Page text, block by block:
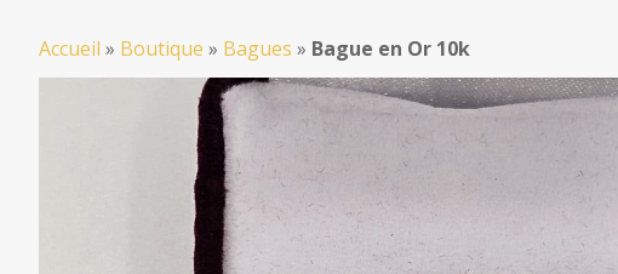
Accueil » Boutique » Bagues » Bague en Or 10k